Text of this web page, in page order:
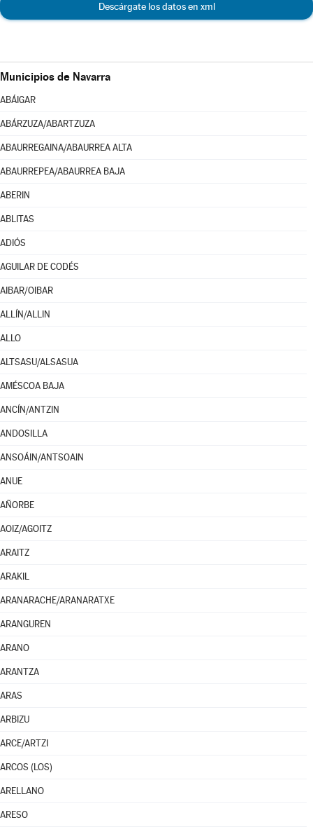
Descárgate los datos en xml
Municipios de Navarra
ABÁIGAR
ABÁRZUZA/ABARTZUZA
ABAURREGAINA/ABAURREA ALTA
ABAURREPEA/ABAURREA BAJA
ABERIN
ABLITAS
ADIÓS
AGUILAR DE CODÉS
AIBAR/OIBAR
ALLÍN/ALLIN
ALLO
ALTSASU/ALSASUA
AMÉSCOA BAJA
ANCÍN/ANTZIN
ANDOSILLA
ANSOÁIN/ANTSOAIN
ANUE
AÑORBE
AOIZ/AGOITZ
ARAITZ
ARAKIL
ARANARACHE/ARANARATXE
ARANGUREN
ARANO
ARANTZA
ARAS
ARBIZU
ARCE/ARTZI
ARCOS (LOS)
ARELLANO
ARESO